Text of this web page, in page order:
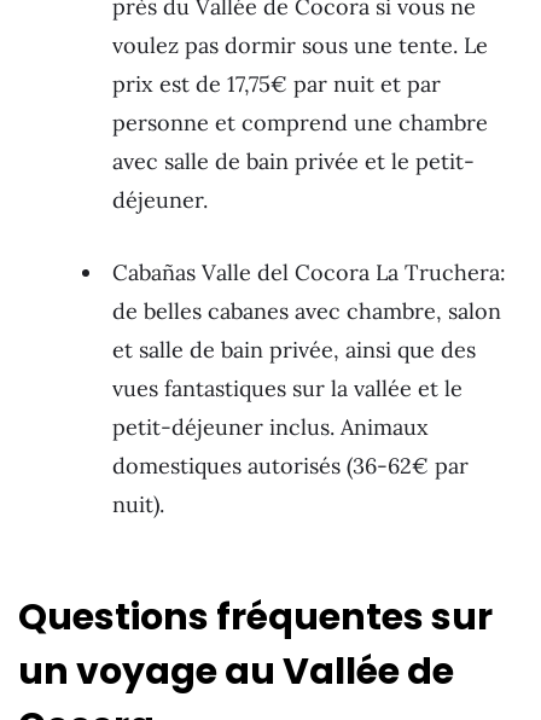
près du Vallée de Cocora si vous ne
voulez pas dormir sous une tente. Le
prix est de 17,75€ par nuit et par
personne et comprend une chambre
avec salle de bain privée et le petit-
déjeuner.
Cabañas Valle del Cocora La Truchera:
de belles cabanes avec chambre, salon
et salle de bain privée, ainsi que des
vues fantastiques sur la vallée et le
petit-déjeuner inclus. Animaux
domestiques autorisés (36-62€ par
nuit).
Questions fréquentes sur
un voyage au Vallée de